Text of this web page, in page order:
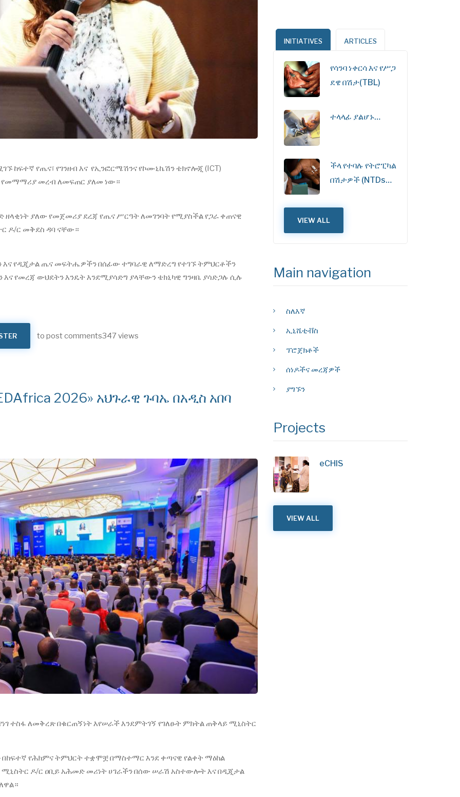
የጤና፣ የገንዘብ እና የኢንፎርሜሽንና የኮሙኒኬሽን ቴክኖሎጂ (ICT)
የመማማሪያ መረብ ለመፍጠር ያለመ ነው።
ዘላቂነት ያለው የመጀመሪያ ደረጃ የጤና ሥርዓት ለመገንባት የሚያስችል የጋራ ቀጠናዊ
ዶ/ር መቅደስ ዳባ ናቸው።
እና የዲጂታል ጤና መፍትሔዎችን በሰፊው ተግባራዊ ለማድረግ የተገኙ ትምህርቶችን
የመረጃ ውህደትን እንዴት እንደሚያሳድግ ያላቸውን ቴክኒካዊ ግንዛቤ ያሳድጋሉ ሲሉ
to post comments347 views
2026» አህጉራዊ ጉባኤ በአዲስ አበባ
ተስፋ ለመቅረጽ በቁርጠኝነት እየሠራች እንደምትገኝ የገለፁት ምክትል ጠቅላይ ሚኒስትር
በከፍተኛ የሕክምና ትምህርት ተቋሞቿ በማስተማር እንደ ቀጣናዊ የልቀት ማዕከል
ሚኒስትር ዶ/ር ዐቢይ አሕመድ መሪነት ሀገራችን በሰው ሠራሽ አስተውሎት እና በዲጂታል
INITIATIVES ARTICLES
የሳንባ ነቀርሳ እና የሥጋ
ደዌ በሽታ(TBL)
ተላላፊ ያልሆኑ…
ችላ የተባሉ የትሮፒካል
በሽታዎች (NTDs…
VIEW ALL
Main navigation
ስለእኛ
ኢኒሼቲቭስ
ፕሮጀክቶች
ሰነዶችና መረጃዎች
ያግኙን
Projects
eCHIS
VIEW ALL